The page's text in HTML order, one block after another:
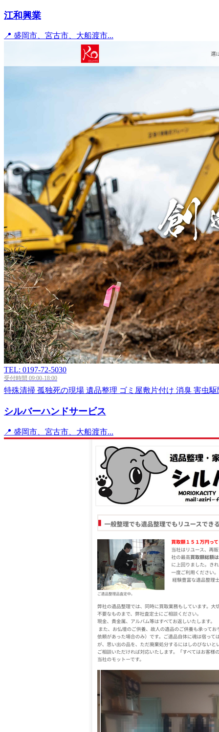
江和興業
📍 盛岡市、宮古市、大船渡市...
TEL: 0197-72-5030
受付時間 09:00-18:00
特殊清掃 孤独死の現場 遺品整理 ゴミ屋敷片付け 消臭 害虫駆
シルバーハンドサービス
📍 盛岡市、宮古市、大船渡市...